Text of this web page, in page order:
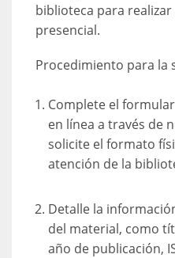
biblioteca para
presencial.
Procedimiento para la
Complete el
en línea a través de
solicite el formato
atención de la
Detalle la
del material, como
año de publicación,